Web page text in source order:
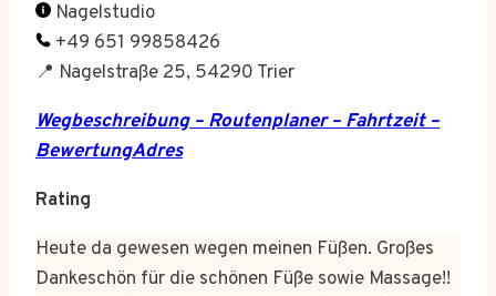
Nagelstudio
+49 651 99858426
📍 Nagelstraße 25, 54290 Trier
Wegbeschreibung – Routenplaner – Fahrtzeit –
BewertungAdres
Rating
Heute da gewesen wegen meinen Füßen. Großes
Dankeschön für die schönen Füße sowie Massage!!